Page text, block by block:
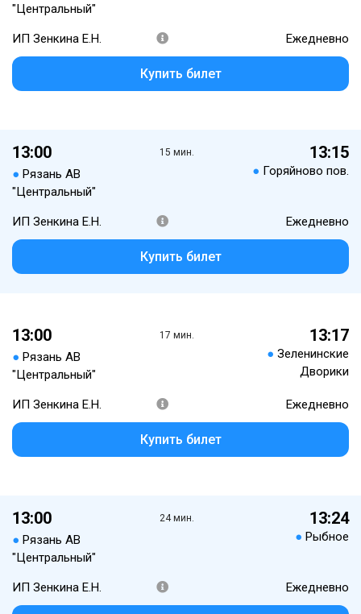
"Центральный"
ИП Зенкина Е.Н. Ежедневно
Купить билет
13:00
● Рязань АВ
"Центральный"
15 мин. 13:15
● Горяйново пов.
ИП Зенкина Е.Н. Ежедневно
Купить билет
13:00
● Рязань АВ
"Центральный"
17 мин. 13:17
● Зеленинские
Дворики
ИП Зенкина Е.Н. Ежедневно
Купить билет
13:00
● Рязань АВ
"Центральный"
24 мин. 13:24
● Рыбное
ИП Зенкина Е.Н. Ежедневно